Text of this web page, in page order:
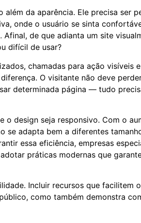
da aparência. Ele precisa ser
onde o usuário se sinta
de que adianta um site
difícil de usar?
chamadas para ação visíveis
O visitante não deve
determinada página — tudo
o design seja responsivo. Com o
se adapta bem a diferentes
essa eficiência, empresas
práticas modernas que
Incluir recursos que facilitem
como também demonstra